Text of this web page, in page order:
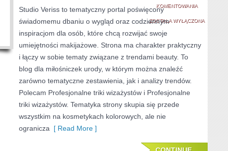
KOMENTOWANIASTYLIZACJE
NA
KAŻDĄ
OKAZJĘ
ZOSTAŁA WYŁĄCZONA
Studio Veriss to tematyczny portal poświęcony
świadomemu dbaniu o wygląd oraz codziennym
inspiracjom dla osób, które chcą rozwijać swoje
umiejętności makijażowe. Strona ma charakter praktyczny
i łączy w sobie tematy związane z trendami beauty. To
blog dla miłośniczek urody, w którym można znaleźć
zarówno tematyczne zestawienia, jak i analizy trendów.
Polecam Profesjonalne triki wizażystów i Profesjonalne
triki wizażystów. Tematyka strony skupia się przede
wszystkim na kosmetykach kolorowych, ale nie
ogranicza [ Read More ]